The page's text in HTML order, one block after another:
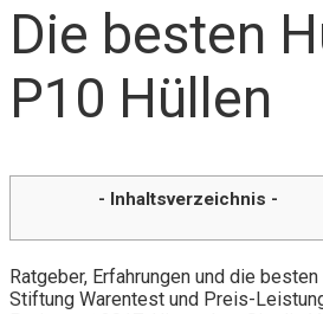
Die besten
P10 Hüllen
- Inhaltsverzeichnis -
Ratgeber, Erfahrungen und die
Stiftung Warentest und Preis-